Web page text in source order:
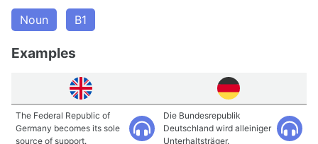
Noun B1
Examples
The Federal Republic of
Germany becomes its sole
source of support.
Die Bundesrepublik
Deutschland wird alleiniger
Unterhaltsträger.